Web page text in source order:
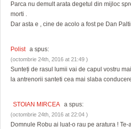
Parca nu demult arata degetul din mijloc
morti .
Dar asta e , cine de acolo a fost pe Dan
Polist a spus:
(octombrie 24th, 2016 at 21:49 )
Sunteți de rasul lumii vai de capul vostru
la antrenorii santeti cea mai slaba
STOIAN MIRCEA a spus:
(octombrie 24th, 2016 at 22:04 )
Domnule Robu ai luat-o rau pe aratura !